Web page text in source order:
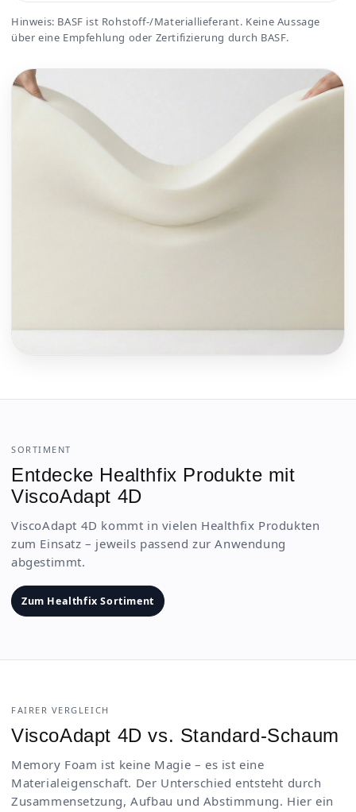
Hinweis: BASF ist Rohstoff-/Materiallieferant. Keine Aussage
über eine Empfehlung oder Zertifizierung durch BASF.
SORTIMENT
Entdecke Healthfix Produkte mit
ViscoAdapt 4D
ViscoAdapt 4D kommt in vielen Healthfix Produkten
zum Einsatz – jeweils passend zur Anwendung
abgestimmt.
Zum Healthfix Sortiment
FAIRER VERGLEICH
ViscoAdapt 4D vs. Standard-Schaum
Memory Foam ist keine Magie – es ist eine
Materialeigenschaft. Der Unterschied entsteht durch
Zusammensetzung, Aufbau und Abstimmung. Hier ein